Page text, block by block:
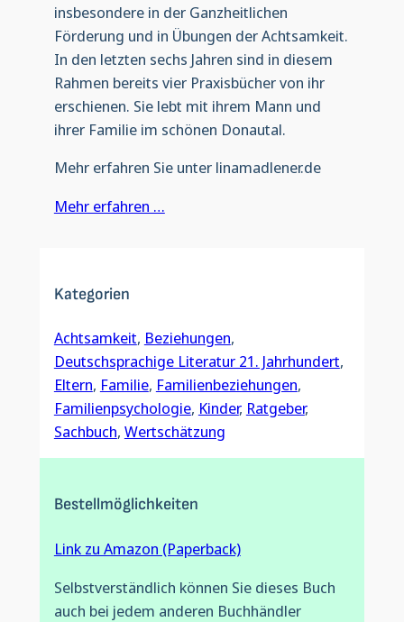
insbesondere in der Ganzheitlichen
Förderung und in Übungen der Achtsamkeit.
In den letzten sechs Jahren sind in diesem
Rahmen bereits vier Praxisbücher von ihr
erschienen. Sie lebt mit ihrem Mann und
ihrer Familie im schönen Donautal.
Mehr erfahren Sie unter linamadlener.de
Mehr erfahren …
Kategorien
Achtsamkeit, Beziehungen
Deutschsprachige Literatur 21. Jahrhundert
Eltern, Familie, Familienbeziehungen
Familienpsychologie, Kinder, Ratgeber
Sachbuch, Wertschätzung
Bestellmöglichkeiten
Link zu Amazon (Paperback)
Selbstverständlich können Sie dieses Buch
auch bei jedem anderen Buchhändler